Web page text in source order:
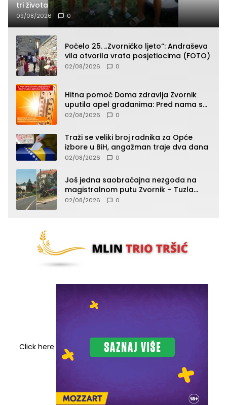
tri života
09/08/2026 0
Počelo 25. „Zvorničko ljeto“: Andraševa
vila otvorila vrata posjetiocima (FOTO)
02/08/2026 0
Hitna pomoć Doma zdravlja Zvornik
uputila apel građanima: Pred nama su
temperature do 40°C, oprez zbog
02/08/2026 0
Traži se veliki broj radnika za Opće
izbore u BiH, angažman traje dva dana
02/08/2026 0
Još jedna saobraćajna nezgoda na
magistralnom putu Zvornik – Tuzla
(FOTO)
02/08/2026 0
Click here